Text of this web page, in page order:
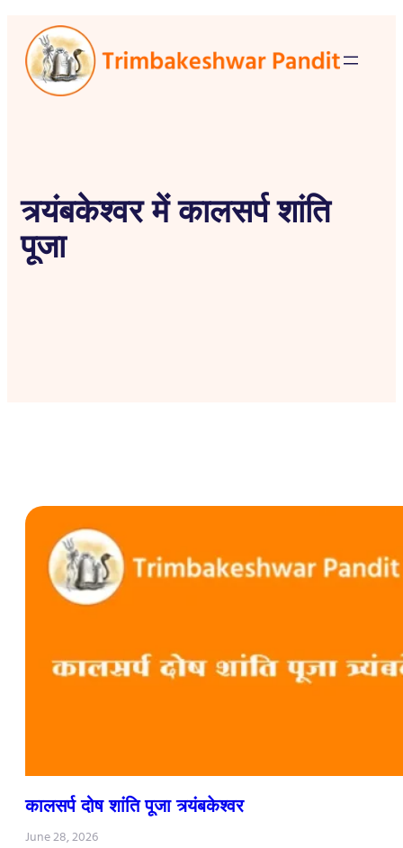
त्र्यंबकेश्वर में कालसर्प शांति
पूजा
कालसर्प दोष शांति पूजा त्र्यंबकेश्वर
June 28, 2026